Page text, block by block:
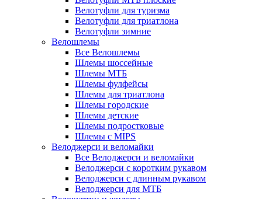
Велотуфли для туризма
Велотуфли для триатлона
Велотуфли зимние
Велошлемы
Все Велошлемы
Шлемы шоссейные
Шлемы МТБ
Шлемы фулфейсы
Шлемы для триатлона
Шлемы городские
Шлемы детские
Шлемы подростковые
Шлемы с MIPS
Велоджерси и веломайки
Все Велоджерси и веломайки
Велоджерси с коротким рукавом
Велоджерси с длинным рукавом
Велоджерси для МТБ